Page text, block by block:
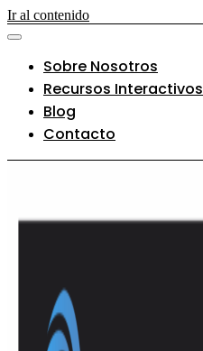
Ir al contenido
Sobre Nosotros
Recursos Interactivos
Blog
Contacto